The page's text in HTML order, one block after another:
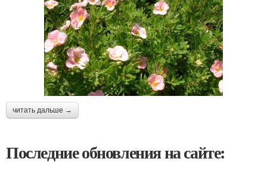
читать дальше →
Последние обновления на сайте: